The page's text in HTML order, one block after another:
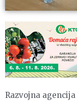
Razvojna